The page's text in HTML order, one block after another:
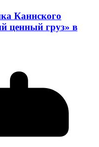
Каннского
ценный груз» в